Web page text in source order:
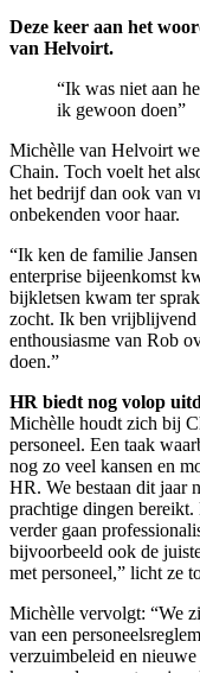
Deze keer aan het
van Helvoirt.
“Ik was niet aan
ik gewoon doen”
Michèlle van Helvoirt
Chain. Toch voelt het
het bedrijf dan ook van
onbekenden voor haar.
“Ik ken de familie
enterprise bijeenkomst
bijkletsen kwam ter
zocht. Ik ben vrijblijvend
enthousiasme van Rob
doen.”
HR biedt nog volop
Michèlle houdt zich bij
personeel. Een taak
nog zo veel kansen en
HR. We bestaan dit jaar
prachtige dingen
verder gaan
bijvoorbeeld ook de
met personeel,” licht ze
Michèlle vervolgt: “We
van een
verzuimbeleid en